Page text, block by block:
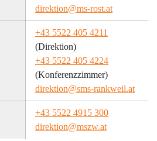
direktion@ms-rost.at
+43 5522 405 4211
(Direktion)
+43 5522 405 4224
(Konferenzzimmer)
direktion@sms-rankweil.at
+43 5522 4915 300
direktion@mszw.at